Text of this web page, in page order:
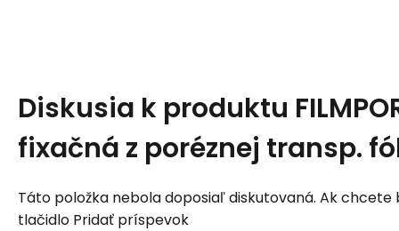
Diskusia k produktu
fixačná z poréznej transp.
Táto položka nebola doposiaľ diskutovaná. Ak chcete
tlačidlo Pridať príspevok